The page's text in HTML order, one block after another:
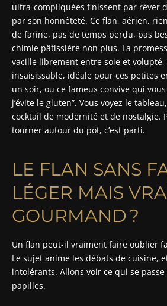
ultra-compliquées finissent par rêver
par son honnêteté. Ce flan, aérien,
de farine, pas de temps perdu, pas
chimie pâtissière non plus. La
vacille librement entre soie et
insaisissable, idéale pour ces petites
un soir, ou ce fameux convive qui
j’évite le gluten”. Vous voyez le
cocktail de modernité et de nostalgie.
tourner autour du pot, c’est parti.
LE FLAN SANS
LÉGER MAIS
GOURMAND ?
Un flan peut-il vraiment faire oublier
Le sujet anime les débats de cuisine,
intolérants. Allons voir ce qui se
papilles.